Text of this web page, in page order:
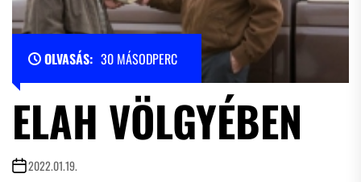
OLVASÁS: 30 MÁSODPERC
ELAH VÖLGYÉBEN
2022.01.19.